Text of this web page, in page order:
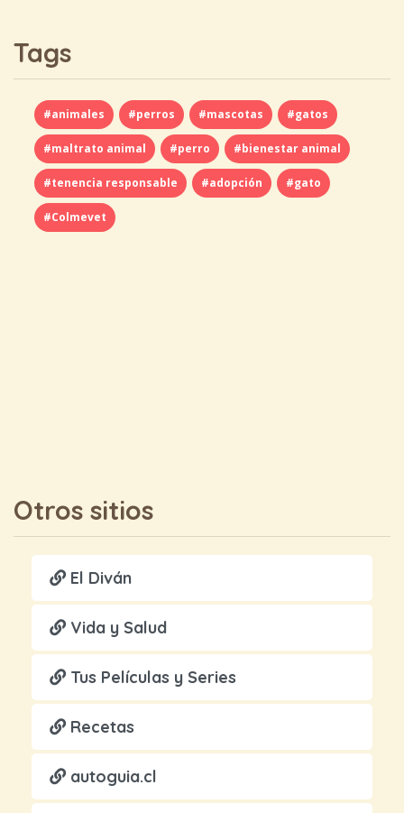
Tags
#animales #perros #mascotas #gatos
#maltrato animal #perro #bienestar animal
#tenencia responsable #adopción #gato
#Colmevet
Otros sitios
El Diván
Vida y Salud
Tus Películas y Series
Recetas
autoguia.cl